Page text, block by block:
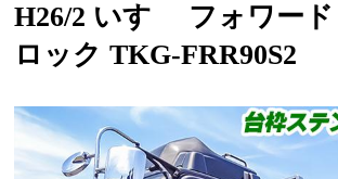
H26/2 いすゞ フォワー
ロック TKG-FRR90S2